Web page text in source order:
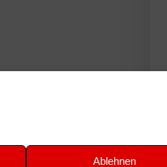
Ablehnen